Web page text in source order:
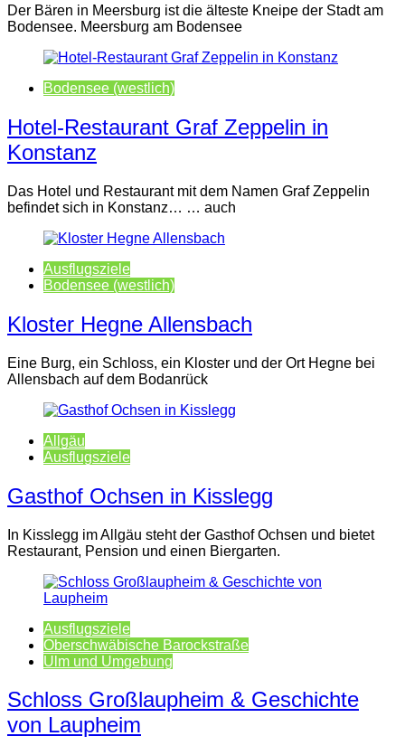
Der Bären in Meersburg ist die älteste Kneipe der Stadt am
Bodensee. Meersburg am Bodensee
Bodensee (westlich)
Hotel-Restaurant Graf Zeppelin in
Konstanz
Das Hotel und Restaurant mit dem Namen Graf Zeppelin
befindet sich in Konstanz… … auch
Ausflugsziele
Bodensee (westlich)
Kloster Hegne Allensbach
Eine Burg, ein Schloss, ein Kloster und der Ort Hegne bei
Allensbach auf dem Bodanrück
Allgäu
Ausflugsziele
Gasthof Ochsen in Kisslegg
In Kisslegg im Allgäu steht der Gasthof Ochsen und bietet
Restaurant, Pension und einen Biergarten.
Ausflugsziele
Oberschwäbische Barockstraße
Ulm und Umgebung
Schloss Großlaupheim & Geschichte
von Laupheim